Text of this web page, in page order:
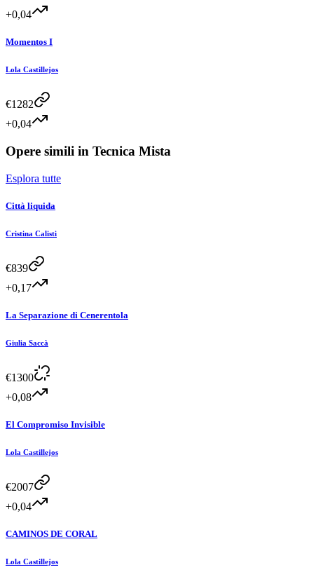
+0,04
Momentos I
Lola Castillejos
€1282
+0,04
Opere simili in Tecnica Mista
Esplora tutte
Città liquida
Cristina Calisti
€839
+0,17
La Separazione di Cenerentola
Giulia Saccà
€1300
+0,08
El Compromiso Invisible
Lola Castillejos
€2007
+0,04
CAMINOS DE CORAL
Lola Castillejos